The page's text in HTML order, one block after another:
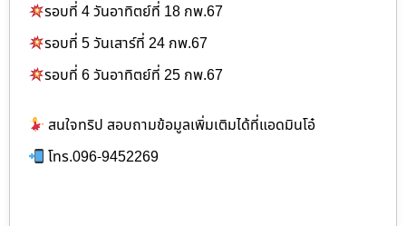
รอบที่ 4 วันอาทิตย์ที่ 18 กพ.67
รอบที่ 5 วันเสาร์ที่ 24 กพ.67
รอบที่ 6 วันอาทิตย์ที่ 25 กพ.67
สนใจทริป สอบถามข้อมูลเพิ่มเติมได้ที่แอดมินโอ๋
โทร.096-9452269